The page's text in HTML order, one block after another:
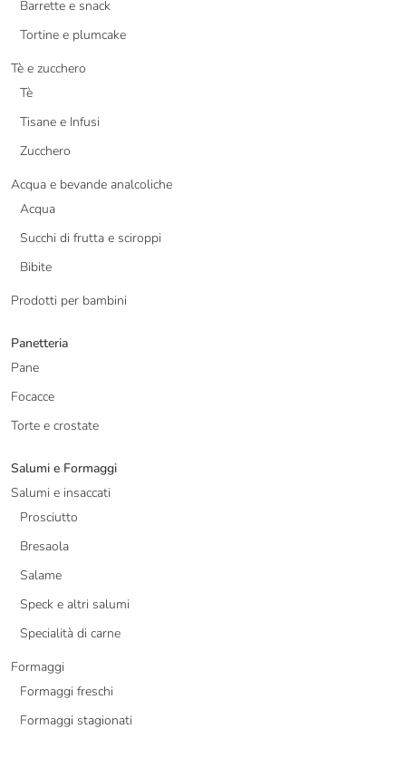
Barrette e snack
Tortine e plumcake
Tè e zucchero
Tè
Tisane e Infusi
Zucchero
Acqua e bevande analcoliche
Acqua
Succhi di frutta e sciroppi
Bibite
Prodotti per bambini
Panetteria
Pane
Focacce
Torte e crostate
Salumi e Formaggi
Salumi e insaccati
Prosciutto
Bresaola
Salame
Speck e altri salumi
Specialità di carne
Formaggi
Formaggi freschi
Formaggi stagionati